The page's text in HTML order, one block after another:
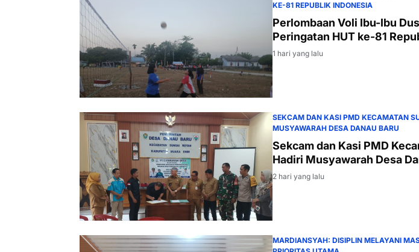
KE-81 REPUBLIK INDONESIA
Perlombaan Voli Ibu-Ibu
Peringatan HUT ke-81
1 hari yang lalu
SEKCAM DAN KASI PMD KECAMATAN
MUSYAWARAH DESA DANAU BARU
Sekcam dan Kasi PMD
Hadiri Musyawarah Desa
2 hari yang lalu
MARDIANSYAH: DISIPLIN MELAYANI